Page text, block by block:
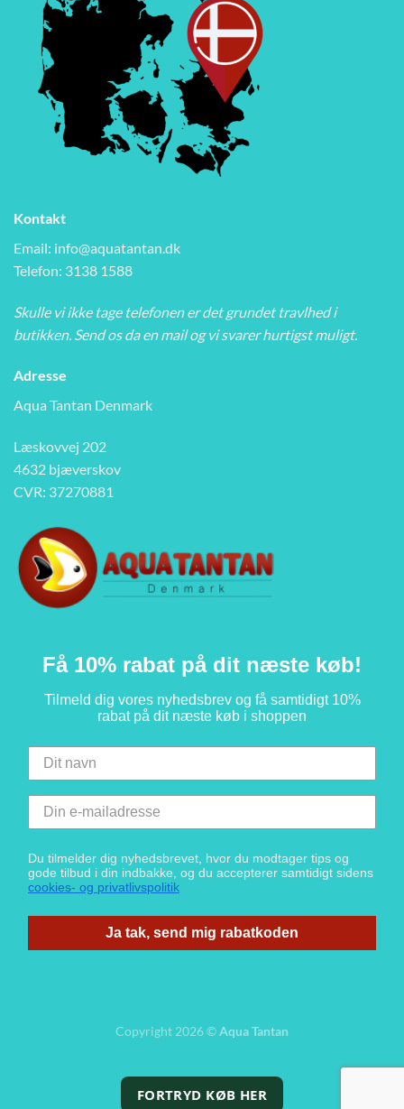
Kontakt
Email: info@aquatantan.dk
Telefon: 3138 1588
Skulle vi ikke tage telefonen er det grundet travlhed i
butikken. Send os da en mail og vi svarer hurtigst muligt.
Adresse
Aqua Tantan Denmark
Læskovvej 202
4632 bjæverskov
CVR: 37270881
Få 10% rabat på dit næste køb!
Tilmeld dig vores nyhedsbrev og få samtidigt 10%
rabat på dit næste køb i shoppen
Du tilmelder dig nyhedsbrevet, hvor du modtager tips og
gode tilbud i din indbakke, og du accepterer samtidigt sidens
cookies- og privatlivspolitik
Ja tak, send mig rabatkoden
Copyright 2026 ©Aqua Tantan
FORTRYD KØB HER